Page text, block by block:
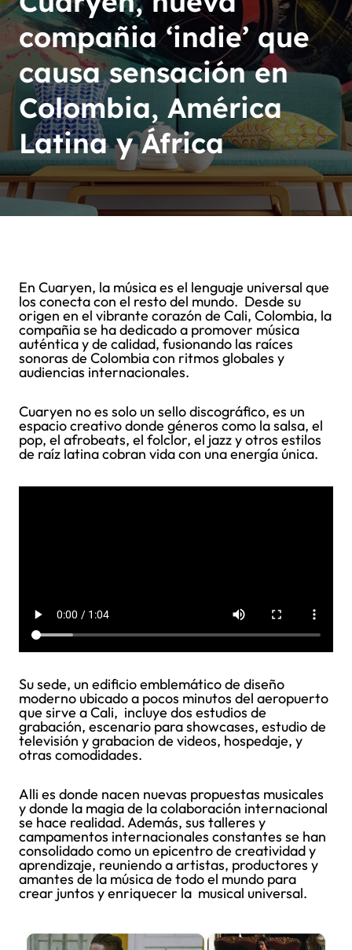
compañia ‘indie’ que
causa sensación en
Colombia, América
Latina y África
En Cuaryen, la música es el lenguaje universal que
los conecta con el resto del mundo. Desde su
origen en el vibrante corazón de Cali, Colombia, la
compañia se ha dedicado a promover música
auténtica y de calidad, fusionando las raíces
sonoras de Colombia con ritmos globales y
audiencias internacionales.
Cuaryen no es solo un sello discográfico, es un
espacio creativo donde géneros como la salsa, el
pop, el afrobeats, el folclor, el jazz y otros estilos
de raíz latina cobran vida con una energía única.
Su sede, un edificio emblemático de diseño
moderno ubicado a pocos minutos del aeropuerto
que sirve a Cali, incluye dos estudios de
grabación, escenario para showcases, estudio de
televisión y grabacion de videos, hospedaje, y
otras comodidades.
Alli es donde nacen nuevas propuestas musicales
y donde la magia de la colaboración internacional
se hace realidad. Además, sus talleres y
campamentos internacionales constantes se han
consolidado como un epicentro de creatividad y
aprendizaje, reuniendo a artistas, productores y
amantes de la música de todo el mundo para
crear juntos y enriquecer la musical universal.